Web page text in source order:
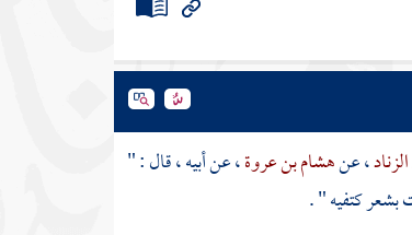
، عنهشام بن عروة، عن أبيه ، قال : "
بشعر كتفيه " .